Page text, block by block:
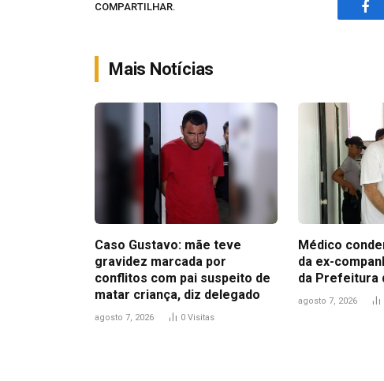
COMPARTILHAR.
Mais Notícias
Caso Gustavo: mãe teve
gravidez marcada por
conflitos com pai suspeito de
matar criança, diz delegado
agosto 7, 2026 0 Visitas
Médico
da ex-
da Prefeitura
agosto 7, 2026